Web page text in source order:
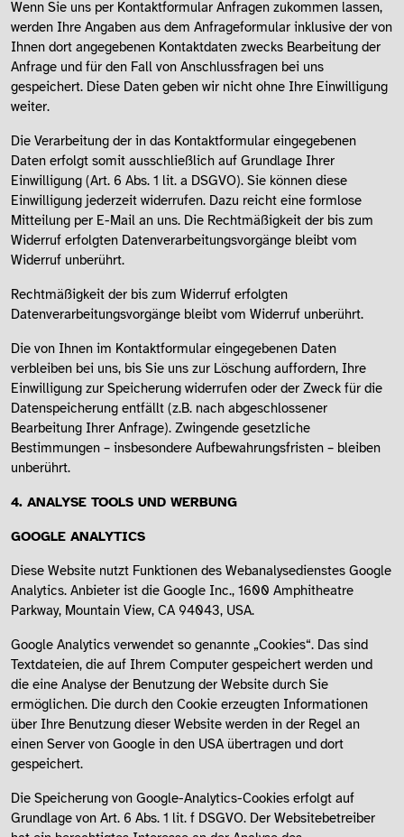
Wenn Sie uns per Kontaktformular Anfragen zukommen lassen,
werden Ihre Angaben aus dem Anfrageformular inklusive der von
Ihnen dort angegebenen Kontaktdaten zwecks Bearbeitung der
Anfrage und für den Fall von Anschlussfragen bei uns
gespeichert. Diese Daten geben wir nicht ohne Ihre Einwilligung
weiter.
Die Verarbeitung der in das Kontaktformular eingegebenen
Daten erfolgt somit ausschließlich auf Grundlage Ihrer
Einwilligung (Art. 6 Abs. 1 lit. a DSGVO). Sie können diese
Einwilligung jederzeit widerrufen. Dazu reicht eine formlose
Mitteilung per E-Mail an uns. Die Rechtmäßigkeit der bis zum
Widerruf erfolgten Datenverarbeitungsvorgänge bleibt vom
Widerruf unberührt.
Rechtmäßigkeit der bis zum Widerruf erfolgten
Datenverarbeitungsvorgänge bleibt vom Widerruf unberührt.
Die von Ihnen im Kontaktformular eingegebenen Daten
verbleiben bei uns, bis Sie uns zur Löschung auffordern, Ihre
Einwilligung zur Speicherung widerrufen oder der Zweck für die
Datenspeicherung entfällt (z.B. nach abgeschlossener
Bearbeitung Ihrer Anfrage). Zwingende gesetzliche
Bestimmungen – insbesondere Aufbewahrungsfristen – bleiben
unberührt.
4. ANALYSE TOOLS UND WERBUNG
GOOGLE ANALYTICS
Diese Website nutzt Funktionen des Webanalysedienstes Google
Analytics. Anbieter ist die Google Inc., 1600 Amphitheatre
Parkway, Mountain View, CA 94043, USA.
Google Analytics verwendet so genannte „Cookies“. Das sind
Textdateien, die auf Ihrem Computer gespeichert werden und
die eine Analyse der Benutzung der Website durch Sie
ermöglichen. Die durch den Cookie erzeugten Informationen
über Ihre Benutzung dieser Website werden in der Regel an
einen Server von Google in den USA übertragen und dort
gespeichert.
Die Speicherung von Google-Analytics-Cookies erfolgt auf
Grundlage von Art. 6 Abs. 1 lit. f DSGVO. Der Websitebetreiber